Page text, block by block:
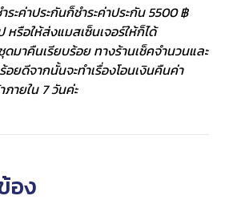
ระค่าประกันก็ชำระค่าประกัน 5500 ฿
รือให้ส่งแมสเซ็นเจอร์ให้ก็ได้
มาคืนเรียบร้อย ทางร้านเช็คจำนวนและ
ยดีจากนั้นจะทำเรื่องโอนเงินคืนค่า
ายใน 7 วันค่ะ
อง